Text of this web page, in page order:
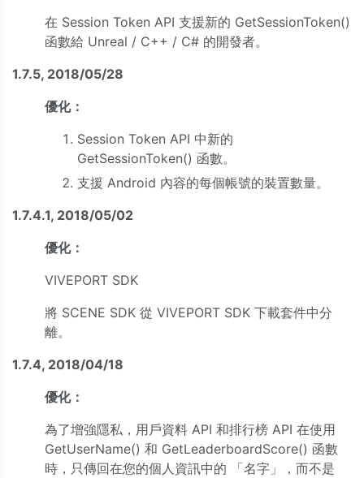
在 Session Token API 支援新的 GetSessionToken()
函數給 Unreal / C++ / C# 的開發者。
1.7.5, 2018/05/28
優化：
Session Token API 中新的
GetSessionToken() 函數。
支援 Android 內容的每個帳號的裝置數量。
1.7.4.1, 2018/05/02
優化：
VIVEPORT SDK
將 SCENE SDK 從 VIVEPORT SDK 下載套件中分
離。
1.7.4, 2018/04/18
優化：
為了增強隱私，用戶資料 API 和排行榜 API 在使用
GetUserName() 和 GetLeaderboardScore() 函數
時，只傳回在您的個人資訊中的 「名字」，而不是